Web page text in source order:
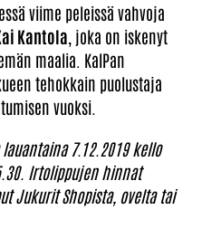
viime peleissä vahvoja
Kantola , joka on iskenyt
maalia. KalPan
tehokkain puolustaja
vuoksi.
7.12.2019 kello
Irtolippujen hinnat
Jukurit Shopista, ovelta tai